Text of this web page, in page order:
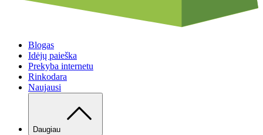
Blogas
Idėjų paieška
Prekyba internetu
Rinkodara
Naujausi
Daugiau